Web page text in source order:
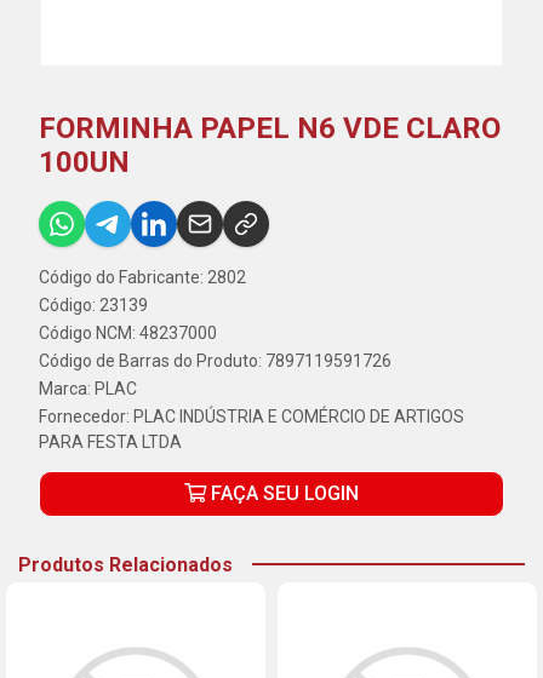
FORMINHA PAPEL N6 VDE CLARO
100UN
Código do Fabricante: 2802
Código: 23139
Código NCM: 48237000
Código de Barras do Produto: 7897119591726
Marca: PLAC
Fornecedor: PLAC INDÚSTRIA E COMÉRCIO DE ARTIGOS
PARA FESTA LTDA
FAÇA SEU LOGIN
Produtos Relacionados